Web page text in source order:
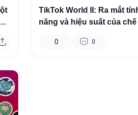
TikTok World II: Ra mắt
năng và hiệu suất của
0 0